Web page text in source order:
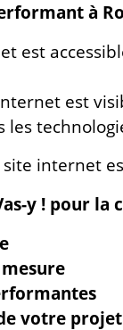
à
est
est
les
site internet
y ! pour
votre projet